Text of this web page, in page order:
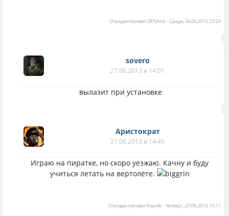
Отредактировал[BY]And -Среда, 26.06.2013, 23:29
sovero
27.06.2013 в 14:01
вылазит при установке
Аристократ
27.06.2013 в 14:49
Играю на пиратке, но скоро уезжаю. Качну и буду
учиться летать на вертолёте.
Отредактировал Rap4ik-Четверг, 27.06.2013, 15:11